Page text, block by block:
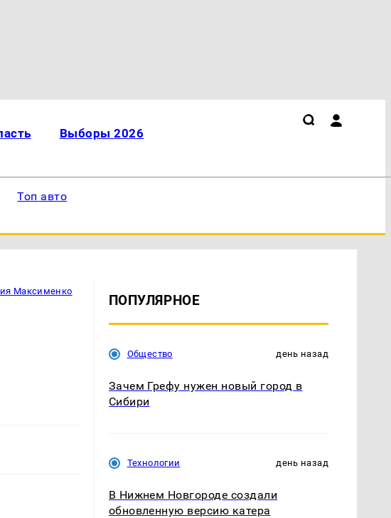
Выборы 2026
Топ авто
Максименко
ПОПУЛЯРНОЕ
Общество день назад
Зачем Грефу нужен новый город в
Сибири
Технологии день назад
В Нижнем Новгороде создали
обновленную версию катера